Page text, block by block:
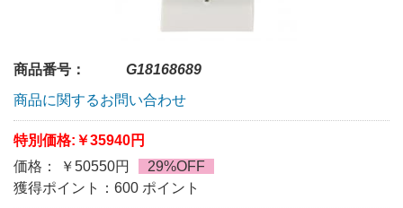
商品番号：
G18168689
商品に関するお問い合わせ
特別価格: ￥35940円
価格： ￥50550円
29%OFF
獲得ポイント：600 ポイント